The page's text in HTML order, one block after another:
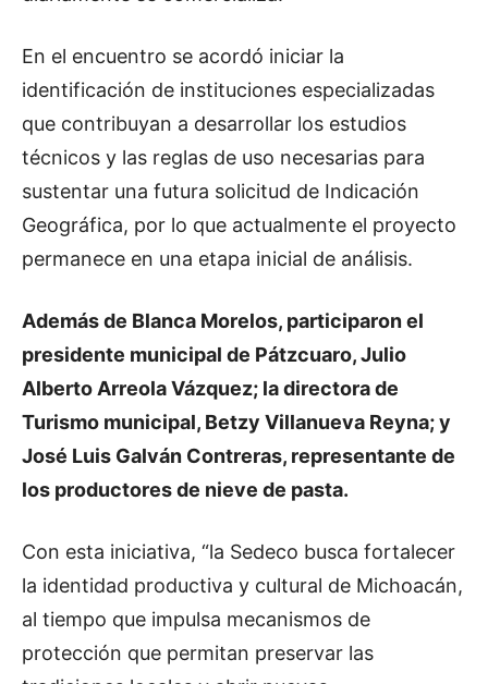
En el encuentro se acordó iniciar la
identificación de instituciones especializadas
que contribuyan a desarrollar los estudios
técnicos y las reglas de uso necesarias para
sustentar una futura solicitud de Indicación
Geográfica, por lo que actualmente el proyecto
permanece en una etapa inicial de análisis.
Además de Blanca Morelos, participaron el
presidente municipal de Pátzcuaro, Julio
Alberto Arreola Vázquez; la directora de
Turismo municipal, Betzy Villanueva Reyna; y
José Luis Galván Contreras, representante de
los productores de nieve de pasta.
Con esta iniciativa, “la Sedeco busca fortalecer
la identidad productiva y cultural de Michoacán,
al tiempo que impulsa mecanismos de
protección que permitan preservar las